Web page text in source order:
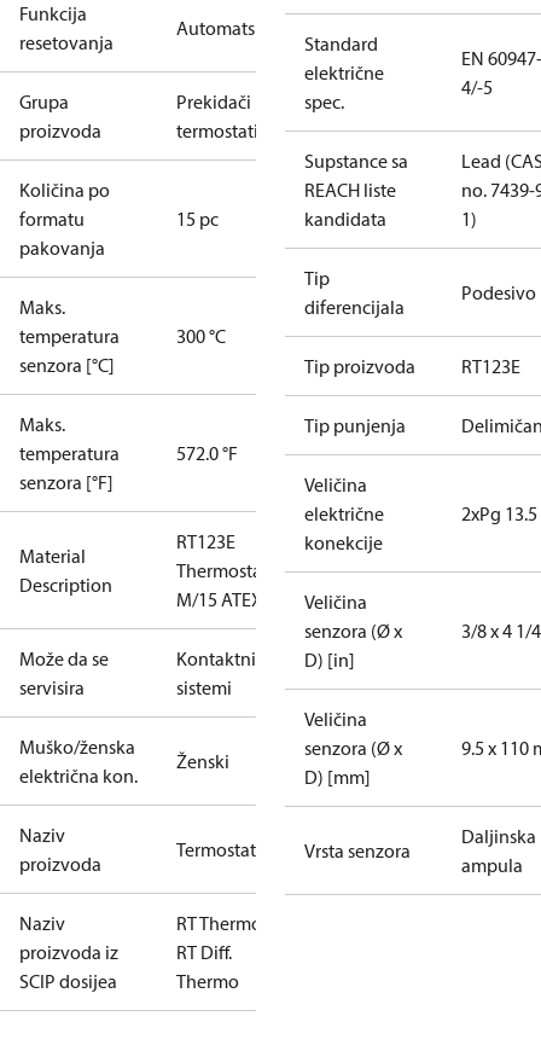
Funkcija
resetovanja
Automatski
Grupa
proizvoda
Prekidači i
termostati
Količina po
formatu
pakovanja
15 pc
Maks.
temperatura
senzora [°C]
300 °C
Maks.
temperatura
senzora [°F]
572.0 °F
Material
Description
RT123E
Thermostat
M/15 ATEX
Može da se
servisira
Kontaktni
sistemi
Muško/ženska
električna kon.
Ženski
Naziv
proizvoda
Termostat
Naziv
proizvoda iz
SCIP dosijea
RT Thermo &
RT Diff.
Thermo
Standard
električne
spec.
EN 60947-
4/-5
Supstance sa
REACH liste
kandidata
Lead
no. 7439-
1)
Tip
diferencijala
Podesivo
Tip proizvoda RT123E
Tip punjenja
Veličina
električne
konekcije
2xPg 13.5
Veličina
senzora (Ø x
D) [in]
3/8 x 4 1/
Veličina
senzora (Ø x
D) [mm]
9.5 x 110
Vrsta senzora
Daljinska
ampula